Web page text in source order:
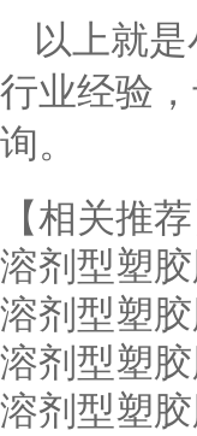
以上就
行业经验
询。
【相关推荐
溶剂型塑
溶剂型塑
溶剂型塑
溶剂型塑